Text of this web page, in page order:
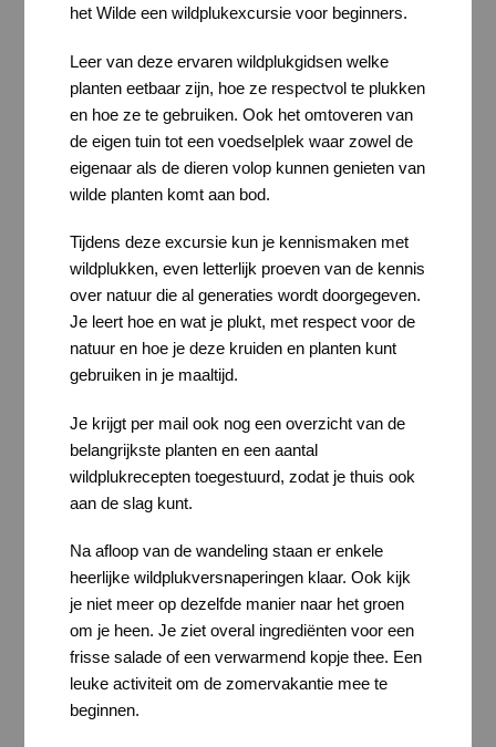
het Wilde een wildplukexcursie voor beginners.
Leer van deze ervaren wildplukgidsen welke
planten eetbaar zijn, hoe ze respectvol te plukken
en hoe ze te gebruiken. Ook het omtoveren van
de eigen tuin tot een voedselplek waar zowel de
eigenaar als de dieren volop kunnen genieten van
wilde planten komt aan bod.
Tijdens deze excursie kun je kennismaken met
wildplukken, even letterlijk proeven van de kennis
over natuur die al generaties wordt doorgegeven.
Je leert hoe en wat je plukt, met respect voor de
natuur en hoe je deze kruiden en planten kunt
gebruiken in je maaltijd.
Je krijgt per mail ook nog een overzicht van de
belangrijkste planten en een aantal
wildplukrecepten toegestuurd, zodat je thuis ook
aan de slag kunt.
Na afloop van de wandeling staan er enkele
heerlijke wildplukversnaperingen klaar. Ook kijk
je niet meer op dezelfde manier naar het groen
om je heen. Je ziet overal ingrediënten voor een
frisse salade of een verwarmend kopje thee. Een
leuke activiteit om de zomervakantie mee te
beginnen.